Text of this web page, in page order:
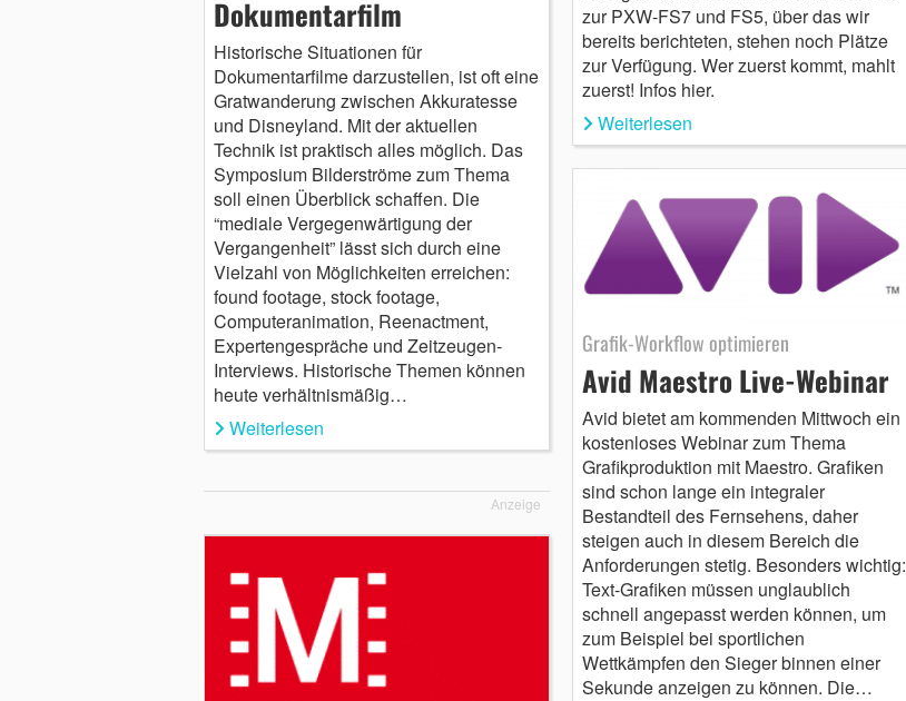
Dokumentarfilm
Historische Situationen für
Dokumentarfilme darzustellen, ist oft eine
Gratwanderung zwischen Akkuratesse
und Disneyland. Mit der aktuellen
Technik ist praktisch alles möglich. Das
Symposium Bilderströme zum Thema
soll einen Überblick schaffen. Die
“mediale Vergegenwärtigung der
Vergangenheit” lässt sich durch eine
Vielzahl von Möglichkeiten erreichen:
found footage, stock footage,
Computeranimation, Reenactment,
Expertengespräche und Zeitzeugen-
Interviews. Historische Themen können
heute verhältnismäßig…
Weiterlesen
Anzeige
zur PXW-FS7 und FS5, über das wir
bereits berichteten, stehen noch Plätze
zur Verfügung. Wer zuerst kommt, mahlt
zuerst! Infos hier.
Weiterlesen
Grafik-Workflow optimieren
Avid Maestro Live-Webinar
Avid bietet am kommenden Mittwoch ein
kostenloses Webinar zum Thema
Grafikproduktion mit Maestro. Grafiken
sind schon lange ein integraler
Bestandteil des Fernsehens, daher
steigen auch in diesem Bereich die
Anforderungen stetig. Besonders wichtig:
Text-Grafiken müssen unglaublich
schnell angepasst werden können, um
zum Beispiel bei sportlichen
Wettkämpfen den Sieger binnen einer
Sekunde anzeigen zu können. Die…